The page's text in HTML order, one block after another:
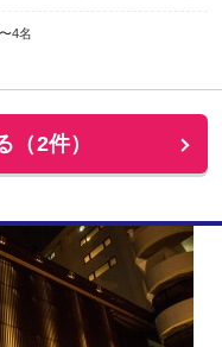
4名
（2件）